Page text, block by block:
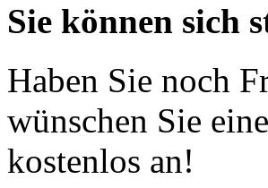
Sie können sich
Haben Sie noch
wünschen Sie
kostenlos an!